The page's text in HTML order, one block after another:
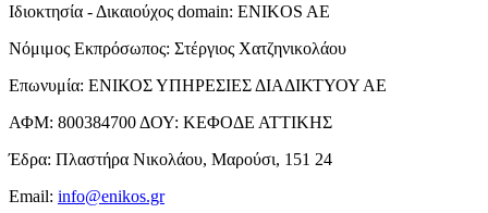
Ιδιοκτησία - Δικαιούχος domain: ENIKOS AE
Νόμιμος Εκπρόσωπος: Στέργιος Χατζηνικολάου
Επωνυμία: ΕΝΙΚΟΣ ΥΠΗΡΕΣΙΕΣ ΔΙΑΔΙΚΤΥΟΥ ΑΕ
ΑΦΜ: 800384700 ΔΟΥ: ΚΕΦΟΔΕ ΑΤΤΙΚΗΣ
Έδρα: Πλαστήρα Νικολάου, Μαρούσι, 151 24
Email: info@enikos.gr